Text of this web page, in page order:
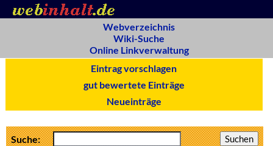
Webverzeichnis
Wiki-Suche
Online Linkverwaltung
Eintrag vorschlagen
gut bewertete Einträge
Neueinträge
Suche: